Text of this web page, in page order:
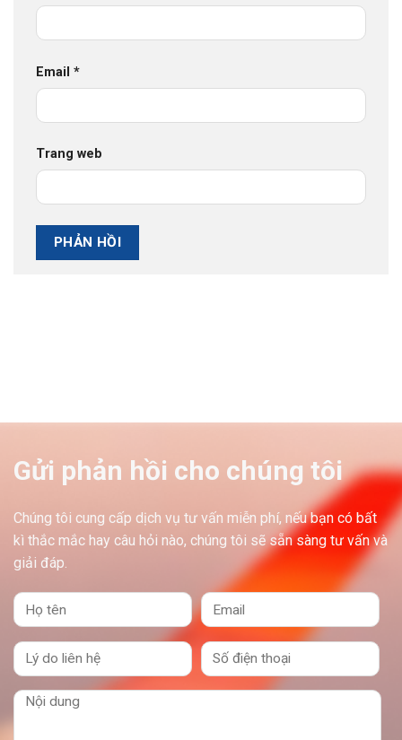
Email *
Trang web
Gửi phản hồi cho chúng tôi
Chúng tôi cung cấp dịch vụ tư vấn miễn phí, nếu bạn có bất
kì thắc mắc hay câu hỏi nào, chúng tôi sẽ sẵn sàng tư vấn và
giải đáp.